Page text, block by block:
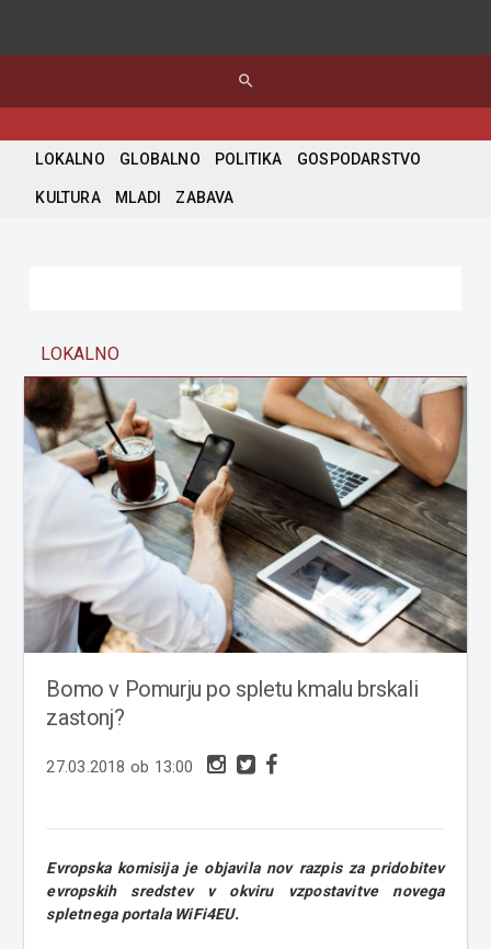
search
LOKALNO GLOBALNO POLITIKA GOSPODARSTVO
KULTURA MLADI ZABAVA
LOKALNO
Bomo v Pomurju po spletu kmalu brskali
zastonj?
27.03.2018 ob 13:00
Evropska komisija je objavila nov razpis za pridobitev
evropskih sredstev v okviru vzpostavitve novega
spletnega portala WiFi4EU.